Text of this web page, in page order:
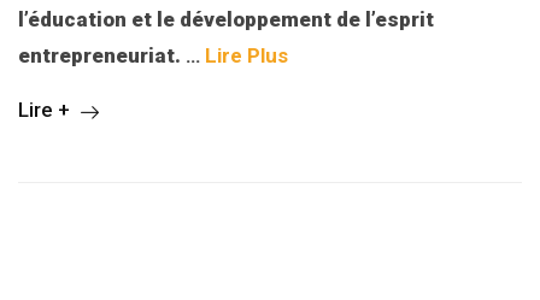
l’éducation et le développement de l’esprit
entrepreneuriat. … Lire Plus
Lire +